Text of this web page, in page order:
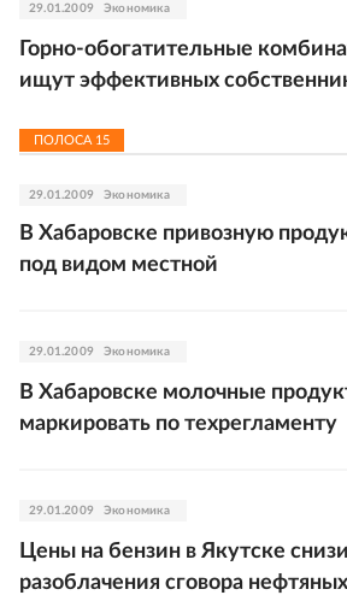
29.01.2009 Экономика
Горно-обогатительные
ищут эффективных
ПОЛОСА 15
29.01.2009 Экономика
В Хабаровске привозную
под видом местной
29.01.2009 Экономика
В Хабаровске молочные
маркировать по техрегламенту
29.01.2009 Экономика
Цены на бензин в Якутске
разоблачения сговора